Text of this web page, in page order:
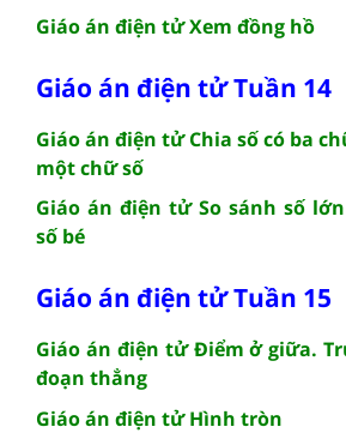
Giáo án điện tử Xem đồng hồ
Giáo án điện tử Tuần 14
Giáo án điện tử Chia số có ba
một chữ số
Giáo án điện tử So sánh số
số bé
Giáo án điện tử Tuần 15
Giáo án điện tử Điểm ở giữa.
đoạn thẳng
Giáo án điện tử Hình tròn